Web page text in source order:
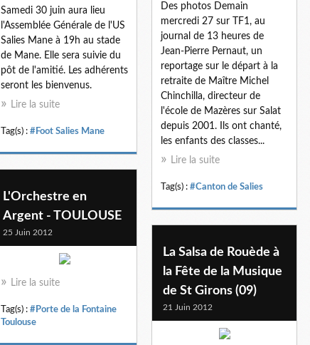
Des photos Demain
mercredi 27 sur TF1, au
journal de 13 heures de
Jean-Pierre Pernaut, un
reportage sur le départ à la
retraite de Maître Michel
Chinchilla, directeur de
l'école de Mazères sur Salat
depuis 2001. Ils ont chanté,
les enfants des classes...
Lire la suite
Tag(s) : #Canton de Salies
Samedi 30 juin aura lieu
l'Assemblée Générale de l'US
Salies Mane à 19h au stade
de Mane. Elle sera suivie du
pôt de l'amitié. Les adhérents
seront les bienvenus.
Lire la suite
Tag(s) : #Foot Salies Mane
L'Orchestre en
Argent - TOULOUSE
25 Juin 2012
Lire la suite
Tag(s) : #Porte de la Fontaine
Toulouse
La Salsa de Rouède à
la Fête de la Musique
de St Girons (09)
21 Juin 2012